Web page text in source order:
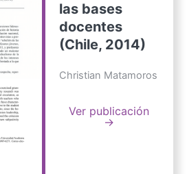
las bases
docentes
(Chile, 2014)
Christian Matamoros
Ver publicación
→